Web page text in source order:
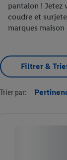
pantalon ! Jetez
coudre et
marques
Filtrer &
Trier par: